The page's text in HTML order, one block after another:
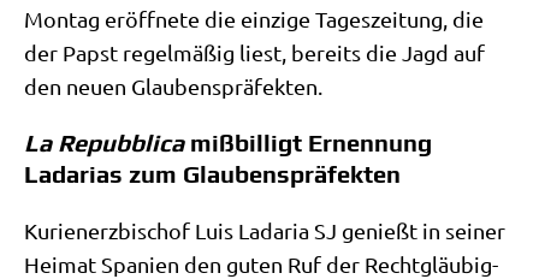
Mon­tag eröff­ne­te die ein­zi­ge Tages­zei­tung, die
der Papst regel­mä­ßig liest, bereits die Jagd auf
den neu­en Glaubenspräfekten.
La Repubblicamißbilligt Ernennung
Ladarias zum Glaubenspräfekten
Kuri­en­erz­bi­schof Luis Lada­ria SJ genießt in sei­ner
Hei­mat Spa­ni­en den guten Ruf der Recht­gläu­big­